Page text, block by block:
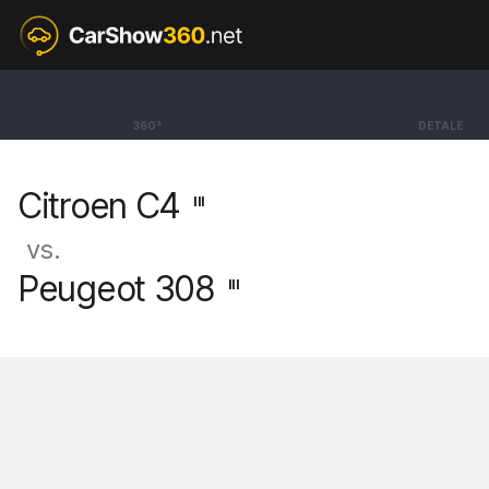
360° DETALE
Citroen C4
Citroen C4 III
vs.
Peugeot 308 III